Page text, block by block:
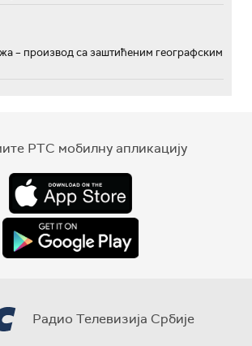
– производ са заштићеним географским
РТС мобилну апликацију
Радио Телевизија Србије